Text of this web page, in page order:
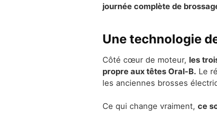
journée complète de
Une technologie
Côté cœur de moteur, les
propre aux têtes Oral-B. Le
les anciennes brosses
Ce qui change vraiment, ce